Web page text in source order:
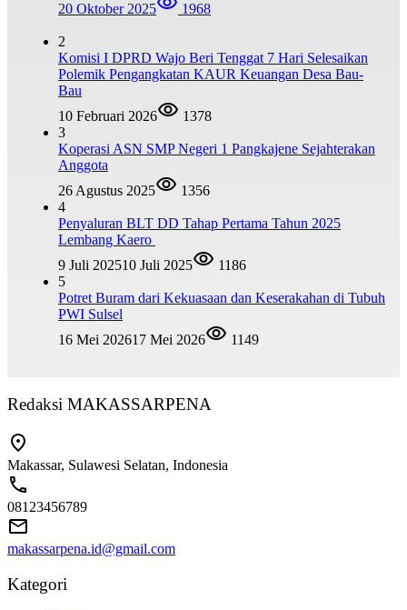
20 Oktober 2025
1968
2
Komisi I DPRD Wajo Beri Tenggat 7 Hari Selesaikan
Polemik Pengangkatan KAUR Keuangan Desa Bau-
Bau
10 Februari 2026
1378
3
Koperasi ASN SMP Negeri 1 Pangkajene Sejahterakan
Anggota
26 Agustus 2025
1356
4
Penyaluran BLT DD Tahap Pertama Tahun 2025
Lembang Kaero
9 Juli 202510 Juli 2025
1186
5
Potret Buram dari Kekuasaan dan Keserakahan di Tubuh
PWI Sulsel
16 Mei 202617 Mei 2026 1149
Redaksi MAKASSARPENA
Makassar, Sulawesi Selatan, Indonesia
08123456789
makassarpena.id@gmail.com
Kategori